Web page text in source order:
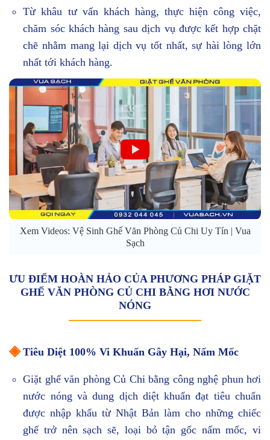
Từ khâu tư vấn khách hàng, thực hiện công việc,
chăm sóc khách hàng sau dịch vụ được kết hợp chặt
chẽ nhằm mang lại dịch vụ tốt nhất, sự hài lòng lớn
nhất tới khách hàng.
Xem Videos: Vệ Sinh Ghế Văn Phòng Củ Chi Uy Tín | Vua
Sạch
ƯU ĐIỂM HOÀN HẢO CỦA PHƯƠNG PHÁP GIẶT
GHẾ VĂN PHÒNG CỦ CHI BẰNG HƠI NƯỚC
NÓNG
◈Tiêu Diệt 100% Vi Khuẩn Gây Hại, Nấm Mốc
Giặt ghế văn phòng Củ Chi bằng công nghệ phun hơi
nước nóng và dung dịch diệt khuẩn đạt tiêu chuẩn
được nhập khẩu từ Nhật Bản làm cho những chiếc
ghế trở nên sạch sẽ, loại bỏ tận gốc nấm mốc, vi